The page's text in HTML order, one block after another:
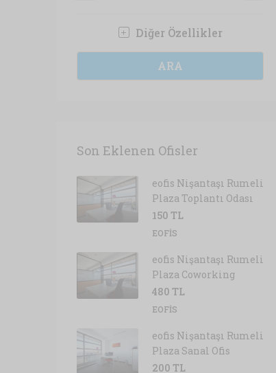
Diğer Özellikler
ARA
Son Eklenen Ofisler
eofis Nişantaşı Rumeli
Plaza Toplantı Odası
150 TL
EOFIS
eofis Nişantaşı Rumeli
Plaza Coworking
480 TL
EOFIS
eofis Nişantaşı Rumeli
Plaza Sanal Ofis
200 TL